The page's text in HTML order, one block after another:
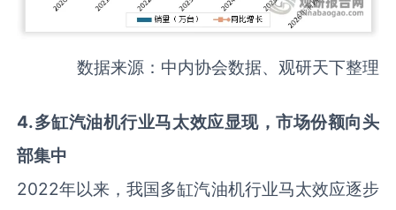
数据来源：中内协会数据、观研天下整理
4.多缸汽油机行业马太效应显现，市场份额向头
部集中
2022年以来，我国多缸汽油机行业马太效应逐步